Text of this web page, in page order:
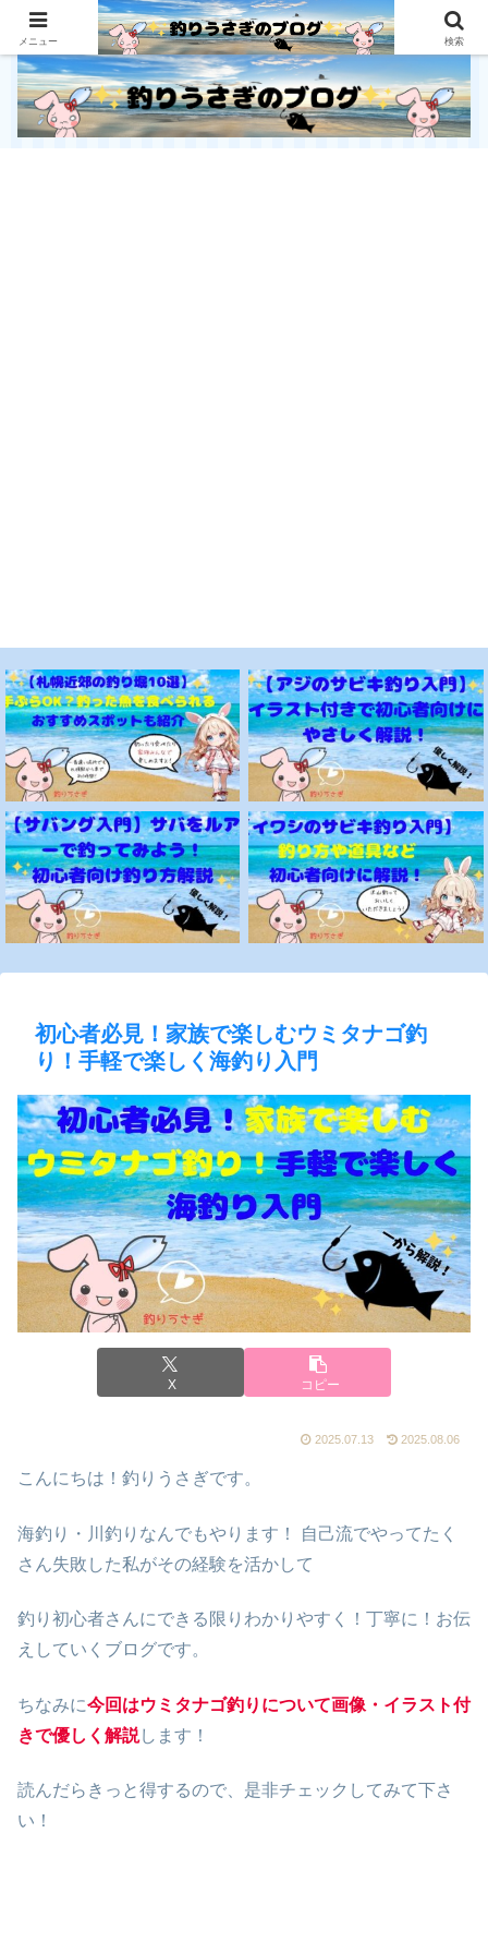
釣り初心者にとっても優しいサイト
初心者必見！家族で楽しむウミタナゴ釣
り！手軽で楽しく海釣り入門
X コピー
2025.07.13 2025.08.06
こんにちは！釣りうさぎです。
海釣り・川釣りなんでもやります！ 自己流でやってたく
さん失敗した私がその経験を活かして
釣り初心者さんにできる限りわかりやすく！丁寧に！お伝
えしていくブログです。
ちなみに今回はウミタナゴ釣りについて画像・イラスト付
きで優しく解説します！
読んだらきっと得するので、是非チェックしてみて下さ
い！
メニュー 検索